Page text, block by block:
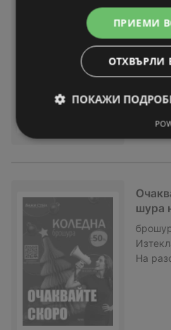
ил с
5
На
шура
На
ПРИЕМИ
ОТХВЪРЛИ
ПОКАЖИ